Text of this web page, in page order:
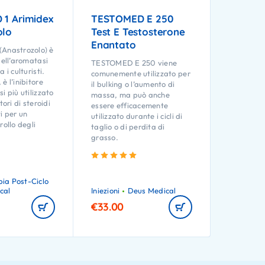
1 Arimidex
è
i culturisti.
l’inibitore
più utilizzato
di steroidi
per un
degli
Post-Ciclo
TESTOMED E 250
Test E Testosterone
Enantato
TESTOMED E 250 viene
comunemente utilizzato per
il bulking o l’aumento di
massa, ma può anche
essere efficacemente
utilizzato durante i cicli di
taglio o di perdita di
grasso.
Iniezioni Deus Medical
€33.00